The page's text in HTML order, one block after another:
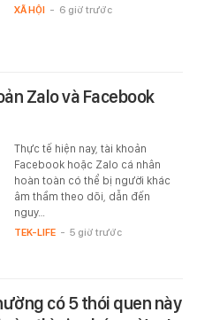
XÃ HỘI - 6 giờ trước
Zalo và Facebook
Thực tế hiện nay, tài khoản
Facebook hoặc Zalo cá nhân
hoàn toàn có thể bị người khác
âm thầm theo dõi, dẫn đến
nguy…
TEK-LIFE - 5 giờ trước
có 5 thói quen này